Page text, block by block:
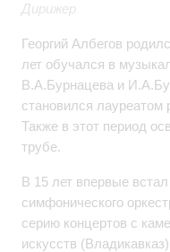
Дирижер
Георгий Албегов
лет обучался в
В.А.Бурнацева и
становился лауреатом
Также в этот период
трубе.
В 15 лет впервые
симфонического
серию концертов с
искусств